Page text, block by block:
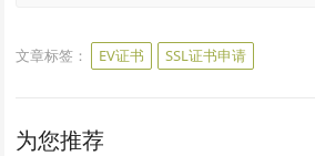
文章标签： EV证书 SSL证书申请
为您推荐